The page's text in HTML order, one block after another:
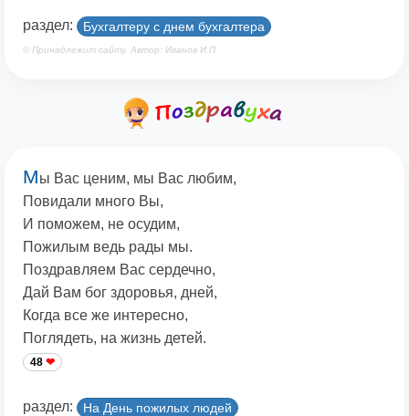
раздел: Бухгалтеру с днем бухгалтера
© Принадлежит сайту. Автор: Иванов И.П.
Мы Вас ценим, мы Вас любим,
Повидали много Вы,
И поможем, не осудим,
Пожилым ведь рады мы.
Поздравляем Вас сердечно,
Дай Вам бог здоровья, дней,
Когда все же интересно,
Поглядеть, на жизнь детей.
48
раздел: На День пожилых людей